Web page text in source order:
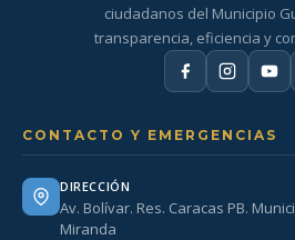
ciudadanos del Municipio
transparencia, eficiencia y
CONTACTO Y EMERGENCIAS
DIRECCIÓN
Av. Bolívar. Res. Caracas PB.
Miranda